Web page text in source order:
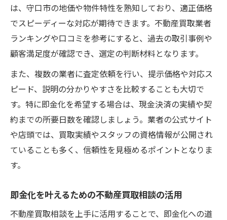
は、守口市の地価や物件特性を熟知しており、適正価格
でスピーディーな対応が期待できます。不動産買取業者
ランキングや口コミを参考にすると、過去の取引事例や
顧客満足度が確認でき、選定の判断材料となります。
また、複数の業者に査定依頼を行い、提示価格や対応ス
ピード、説明の分かりやすさを比較することも大切で
す。特に即金化を希望する場合は、現金決済の実績や契
約までの所要日数を確認しましょう。業者の公式サイト
や店頭では、買取実績やスタッフの資格情報が公開され
ていることも多く、信頼性を見極めるポイントとなりま
す。
即金化を叶えるための不動産買取相談の活用
不動産買取相談を上手に活用することで、即金化への道